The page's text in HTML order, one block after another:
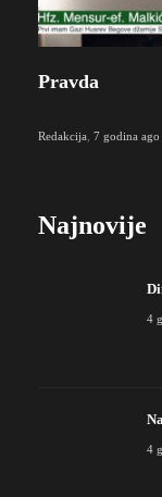
Pravda
Redakcija 7 godina ago
Najnovije
4
4